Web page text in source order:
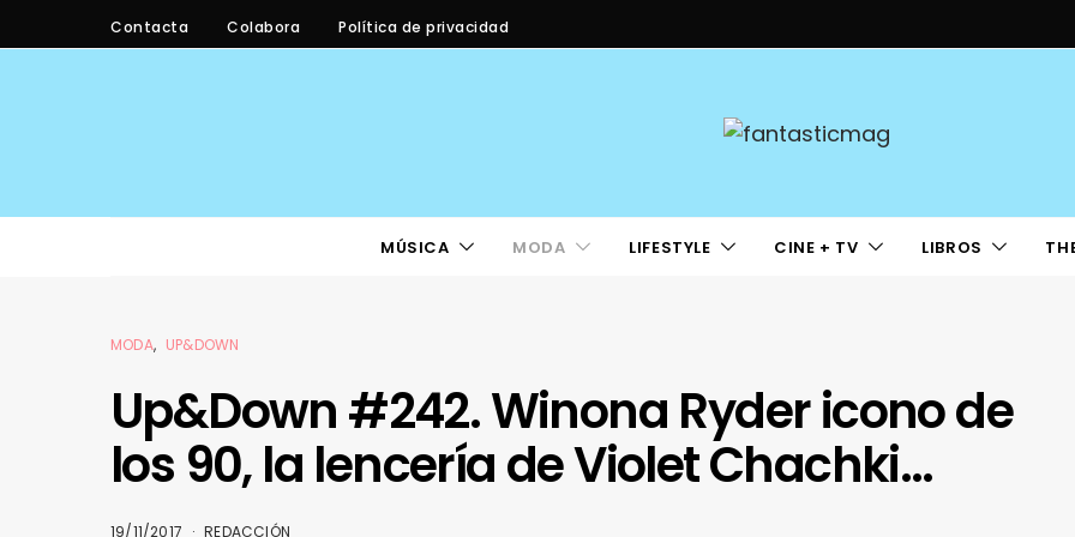
Contacta Colabora Política de privacidad
MÚSICA MODA LIFESTYLE CINE + TV LIBROS
MODA UP&DOWN
Up&Down #242. Winona Ryder icono de
los 90, la lencería de Violet Chachki…
19/11/2017 REDACCIÓN